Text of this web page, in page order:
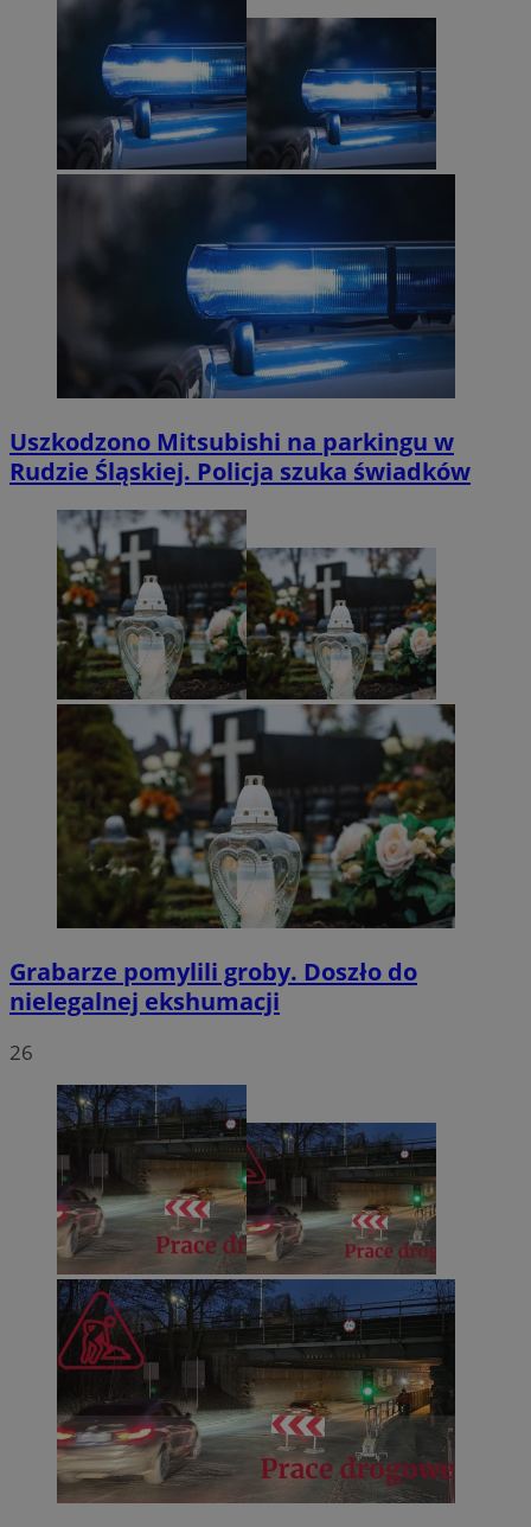
Uszkodzono Mitsubishi na parkingu w
Rudzie Śląskiej. Policja szuka świadków
Grabarze pomylili groby. Doszło do
nielegalnej ekshumacji
26